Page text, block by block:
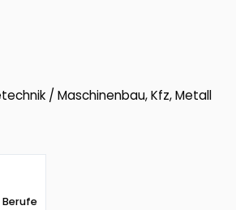
/ Maschinenbau, Kfz, Metall